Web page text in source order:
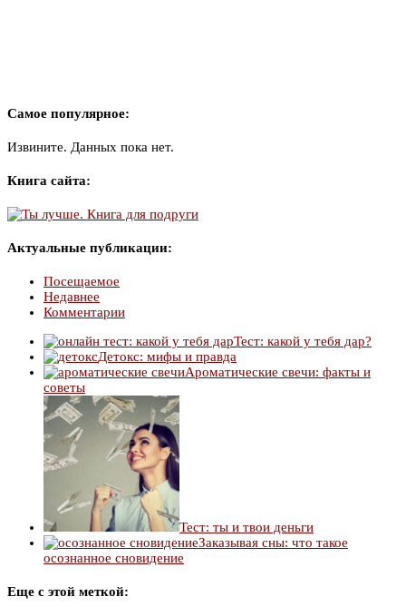
Самое популярное:
Извините. Данных пока нет.
Книга сайта:
Актуальные публикации:
Посещаемое
Недавнее
Комментарии
Тест: какой у тебя дар?
Детокс: мифы и правда
Ароматические свечи: факты и
советы
Тест: ты и твои деньги
Заказывая сны: что такое
осознанное сновидение
Еще с этой меткой: